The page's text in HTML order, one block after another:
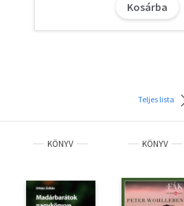
Kosárba
Teljes lista
KÖNYV KÖNYV